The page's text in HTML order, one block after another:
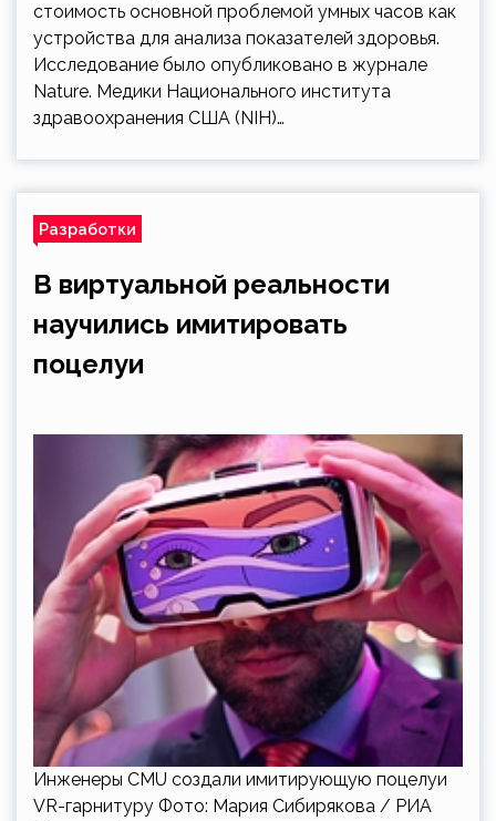
стоимость основной проблемой умных часов как
устройства для анализа показателей здоровья.
Исследование было опубликовано в журнале
Nature. Медики Национального института
здравоохранения США (NIH)…
Разработки
В виртуальной реальности
научились имитировать
поцелуи
Инженеры CMU создали имитирующую поцелуи
VR-гарнитуру Фото: Мария Сибирякова / РИА